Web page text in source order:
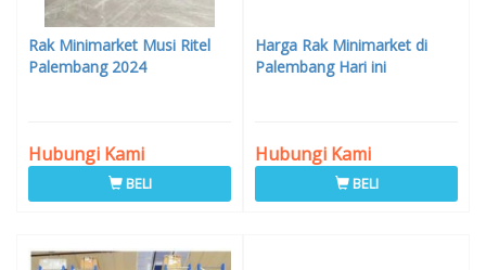
Rak Minimarket Musi Ritel
Palembang 2024
Hubungi Kami
BELI
Harga Rak Minimarket di
Palembang Hari ini
Hubungi Kami
BELI